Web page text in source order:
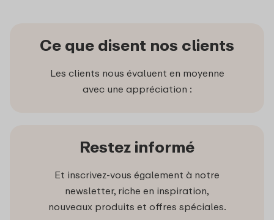
Ce que disent nos clients
Les clients nous évaluent en moyenne
avec une appréciation :
Restez informé
Et inscrivez-vous également à notre
newsletter, riche en inspiration,
nouveaux produits et offres spéciales.